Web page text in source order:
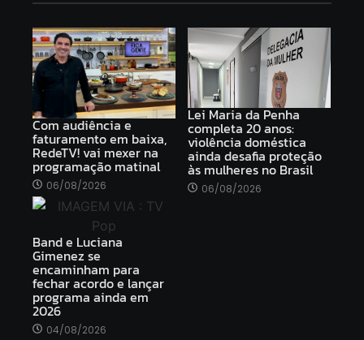
Com audiência e
faturamento em baixa,
RedeTV! vai mexer na
programação matinal
06/08/2026
Lei Maria da Penha
completa 20 anos:
violência doméstica
ainda desafia proteção
às mulheres no Brasil
06/08/2026
Band e Luciana
Gimenez se
encaminham para
fechar acordo e lançar
programa ainda em
2026
04/08/2026